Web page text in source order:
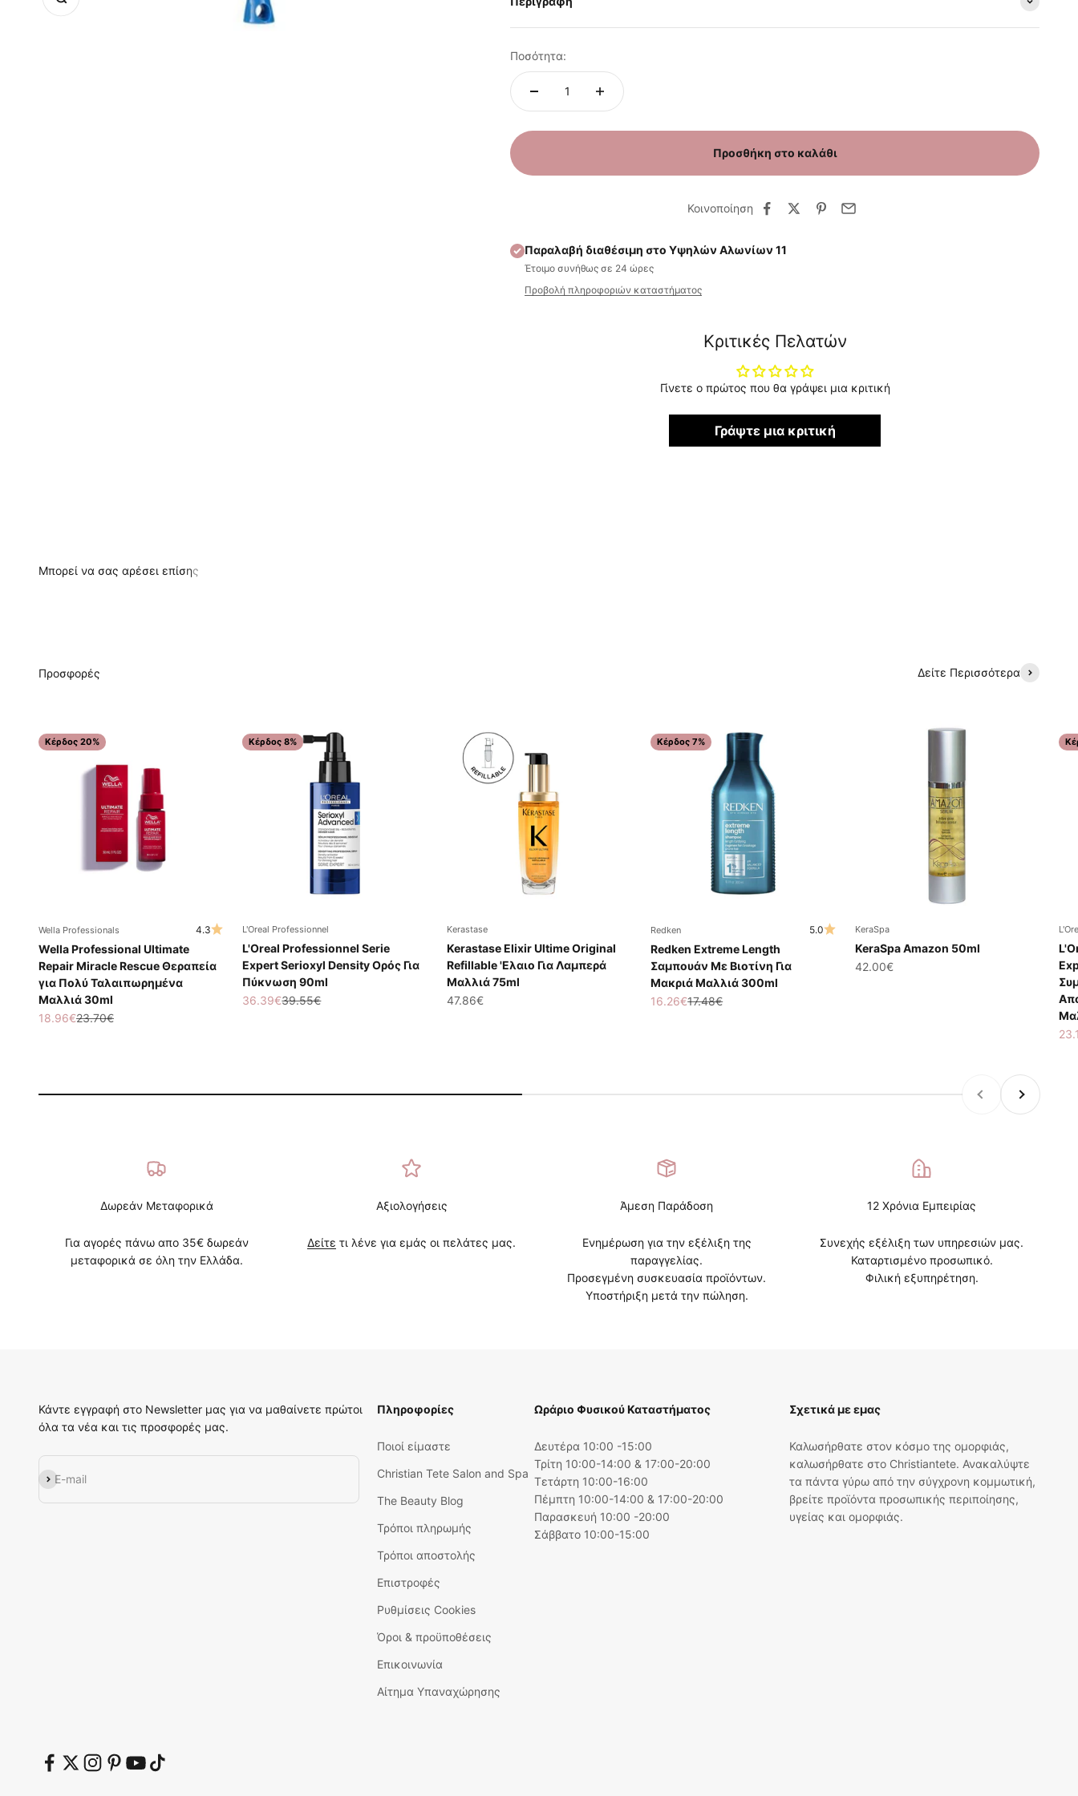
Ποσότητα:
Προσθήκη στο καλάθι
Κοινοποίηση
Παραλαβή διαθέσιμη στο Υψηλών Αλωνίων 11
Έτοιμο συνήθως σε 24 ώρες
Προβολή πληροφοριών καταστήματος
Κριτικές Πελατών
Γίνετε ο πρώτος που θα γράψει μια κριτική
Γράψτε μια κριτική
Δείτε Περισσότερα
Κέρδος 20%
Wella Professionals 4.3
Wella Professional Ultimate
Repair Miracle Rescue Θεραπεία
για Πολύ Ταλαιπωρημένα
Μαλλιά 30ml
Τιμή πώλησης
18.96€Κανονική τιμή
23.70€
Κέρδος 8%
L'Oreal Professionnel
L'Oreal Professionnel Serie
Expert Serioxyl Density Ορός Για
Πύκνωση 90ml
Τιμή πώλησης
36.39€Κανονική τιμή
39.55€
Kerastase
Kerastase Elixir Ultime Original
Refillable 'Ελαιο Για Λαμπερά
Μαλλιά 75ml
Τιμή πώλησης
47.86€
Κέρδος 7%
Redken 5.0
Redken Extreme Length
Σαμπουάν Με Βιοτίνη Για
Μακριά Μαλλιά 300ml
Τιμή πώλησης
16.26€Κανονική τιμή
17.48€
KeraSpa
KeraSpa Amazon 50ml
Τιμή πώλησης
42.00€
Προηγούμενο
Επόμενο
Δωρεάν Μεταφορικά
Για αγορές πάνω απο 35€ δωρεάν
μεταφορικά σε όλη την Ελλάδα.
Αξιολογήσεις
Δείτε τι λένε για εμάς οι πελάτες μας.
Άμεση Παράδοση
Ενημέρωση για την εξέλιξη της
παραγγελίας.
Προσεγμένη συσκευασία προϊόντων.
Υποστήριξη μετά την πώληση.
12 Χρόνια Εμπειρίας
Συνεχής εξέλιξη των υπηρεσιών μας.
Καταρτισμένο προσωπικό.
Φιλική εξυπηρέτηση.
Κάντε εγγραφή στο Newsletter μας για να μαθαίνετε πρώτοι
όλα τα νέα και τις προσφορές μας.
E-mail
Εγγραφή
Πληροφορίες
Ποιοί είμαστε
Christian Tete Salon and Spa
The Beauty Blog
Τρόποι πληρωμής
Τρόποι αποστολής
Επιστροφές
Ρυθμίσεις Cookies
Όροι & προϋποθέσεις
Επικοινωνία
Αίτημα Υπαναχώρησης
Ωράριο Φυσικού Καταστήματος
Δευτέρα 10:00 -15:00
Τρίτη 10:00-14:00 & 17:00-20:00
Τετάρτη 10:00-16:00
Πέμπτη 10:00-14:00 & 17:00-20:00
Παρασκευή 10:00 -20:00
Σάββατο 10:00-15:00
Σχετικά με εμας
Καλωσήρθατε στον κόσμο της ομορφιάς,
καλωσήρθατε στο Christiantete. Ανακαλύψτε
τα πάντα γύρω από την σύγχρονη κομμωτική,
βρείτε προϊόντα προσωπικής περιποίησης,
υγείας και ομορφιάς.